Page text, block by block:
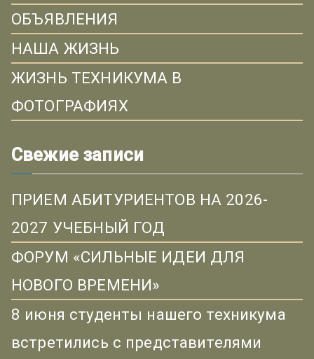
ОБЪЯВЛЕНИЯ
НАША ЖИЗНЬ
ЖИЗНЬ ТЕХНИКУМА В
ФОТОГРАФИЯХ
Свежие записи
ПРИЕМ АБИТУРИЕНТОВ НА 2026-
2027 УЧЕБНЫЙ ГОД
ФОРУМ «СИЛЬНЫЕ ИДЕИ ДЛЯ
НОВОГО ВРЕМЕНИ»
8 июня студенты нашего техникума
встретились с представителями